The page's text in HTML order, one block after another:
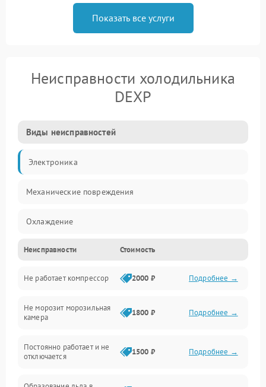
Показать все услуги
Неисправности холодильника
DEXP
Виды неисправностей
Электроника
Механические повреждения
Охлаждение
Механика
Электропитание
Дренаж
Неисправности Стоимость
Не работает компрессор 2000 ₽ Подробнее →
Не морозит морозильная
камера
1800 ₽ Подробнее →
Постоянно работает и не
отключается
1500 ₽ Подробнее →